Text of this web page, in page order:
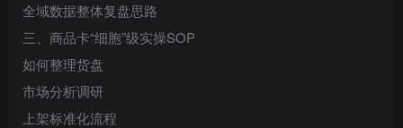
全域数据整体复盘思路
三、商品卡“细胞”级实操SOP
如何整理货盘
市场分析调研
上架标准化流程